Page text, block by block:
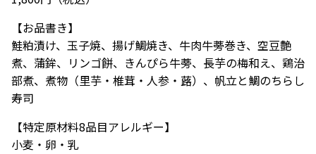
【お品書き】
鮭粕漬け、玉子焼、揚げ鯛焼き、牛肉牛蒡巻き、空豆艶
煮、蒲鉾、リンゴ餅、きんぴら牛蒡、長芋の梅和え、鶏治
部煮、煮物（里芋・椎茸・人参・蕗）、帆立と鯛のちらし
寿司
【特定原材料8品目アレルギー】
小麦・卵・乳